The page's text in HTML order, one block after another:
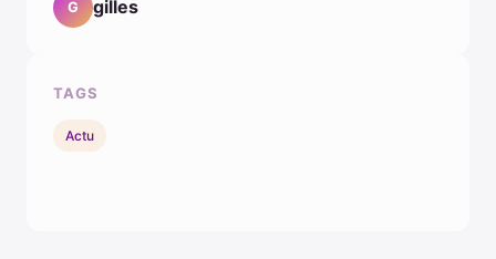
G gilles
TAGS
Actu